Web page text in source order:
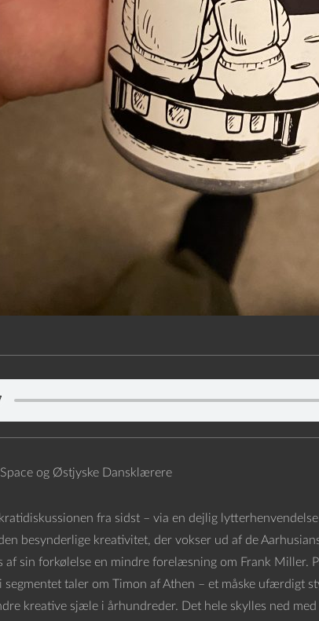
og Østjyske Dansklærere
fra sidst – via en dejlig
besynderlige kreativitet, der vokser ud af de
af sin forkølelse en mindre forelæsning om Frank Miller.
segmentet taler om Timon af Athen – et måske ufærdigt
kreative sjæle i århundreder. Det hele skylles ned